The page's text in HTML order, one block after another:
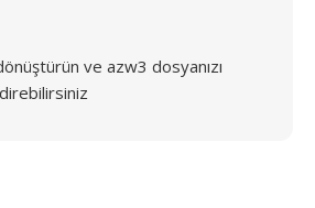
ve azw3 dosyanızı